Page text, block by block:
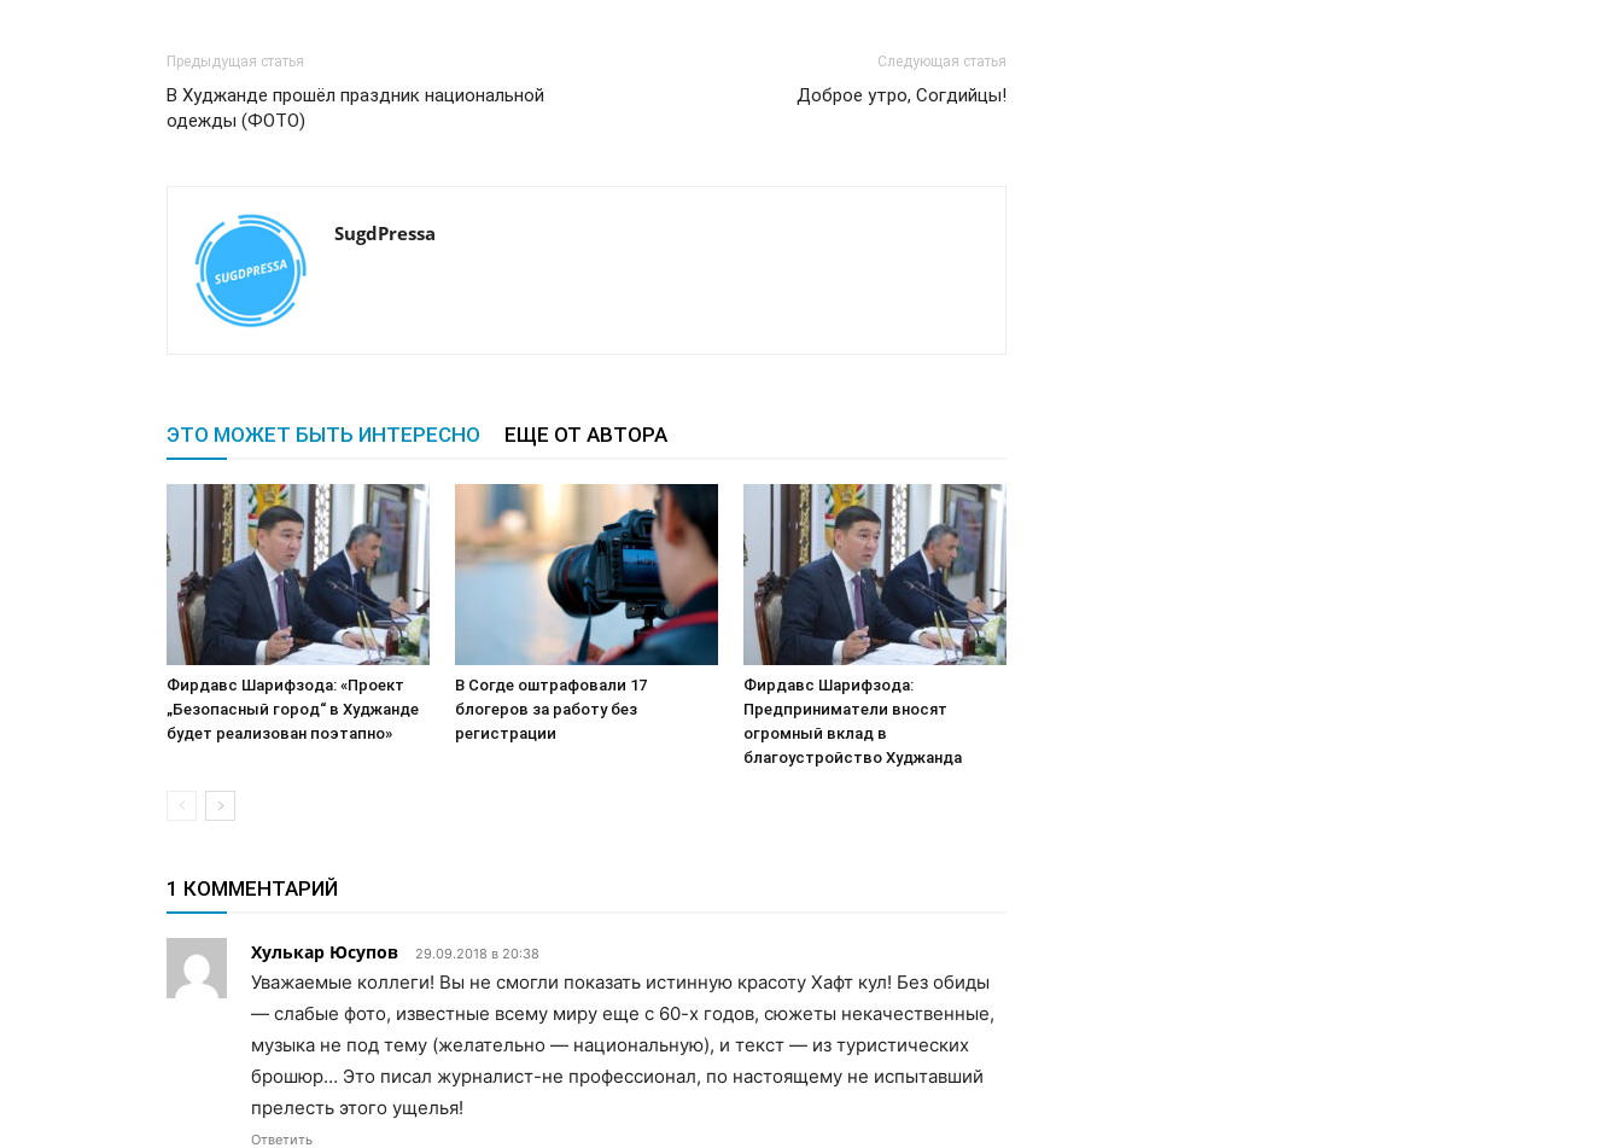
Предыдущая статья
В Худжанде прошёл праздник национальной
одежды (ФОТО)
Следующая статья
Доброе утро, Согдийцы!
SugdPressa
ЭТО МОЖЕТ БЫТЬ ИНТЕРЕСНО ЕЩЕ ОТ АВТОРА
Фирдавс Шарифзода: «Проект
„Безопасный город“ в Худжанде
будет реализован поэтапно»
В Согде оштрафовали 17
блогеров за работу без
регистрации
Фирдавс Шарифзода:
Предприниматели вносят
огромный вклад в
благоустройство Худжанда
1 КОММЕНТАРИЙ
Хулькар Юсупов 29.09.2018 в 20:38
Уважаемые коллеги! Вы не смогли показать истинную красоту Хафт кул! Без обиды
— слабые фото, известные всему миру еще с 60-х годов, сюжеты некачественные,
музыка не под тему (желательно — национальную), и текст — из туристических
брошюр… Это писал журналист-не профессионал, по настоящему не испытавший
прелесть этого ущелья!
Ответить